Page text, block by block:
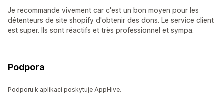
Je recommande vivement car c'est un bon moyen pour les
détenteurs de site shopify d'obtenir des dons. Le service client
est super. Ils sont réactifs et très professionnel et sympa.
Podpora
Podporu k aplikaci poskytuje AppHive.